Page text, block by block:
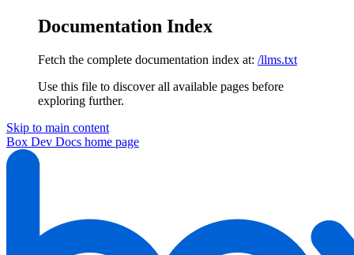
Documentation Index
Fetch the complete documentation index at: /llms.txt
Use this file to discover all available pages before
exploring further.
Skip to main content
Box Dev Docs home page